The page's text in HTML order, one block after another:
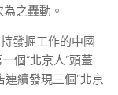
之轟動。
發掘工作的中國
個“北京人”頭蓋
續發現三個“北京